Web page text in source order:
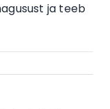
ja teeb